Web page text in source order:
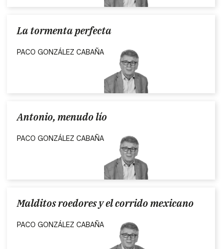
La tormenta perfecta
PACO GONZÁLEZ CABAÑA
Antonio, menudo lío
PACO GONZÁLEZ CABAÑA
Malditos roedores y el corrido mexicano
PACO GONZÁLEZ CABAÑA